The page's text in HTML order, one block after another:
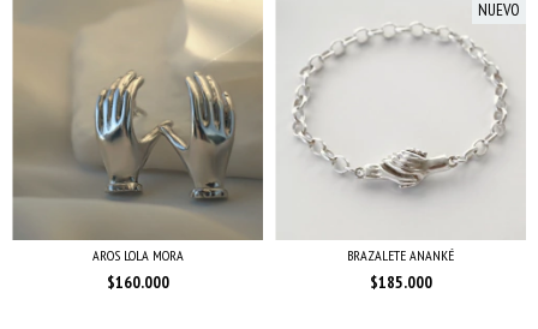
AROS LOLA MORA
$160.000
NUEVO
BRAZALETE ANANKÉ
$185.000